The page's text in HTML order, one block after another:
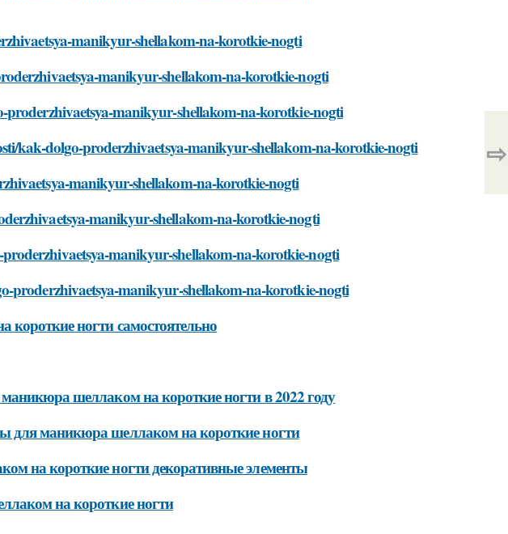
manikyur-shellakom-na-korotkie-nogti
manikyur-shellakom-na-korotkie-nogti
proderzhivaetsya-manikyur-shellakom-na-korotkie-nogti
kak-dolgo-proderzhivaetsya-manikyur-shellakom-na-korotkie-nogti
manikyur-shellakom-na-korotkie-nogti
manikyur-shellakom-na-korotkie-nogti
manikyur-shellakom-na-korotkie-nogti
proderzhivaetsya-manikyur-shellakom-na-korotkie-nogti
ногти самостоятельно
шеллаком на короткие ногти в 2022 году
для маникюра шеллаком на короткие ногти
на короткие ногти декоративные элементы
на короткие ногти
⇨